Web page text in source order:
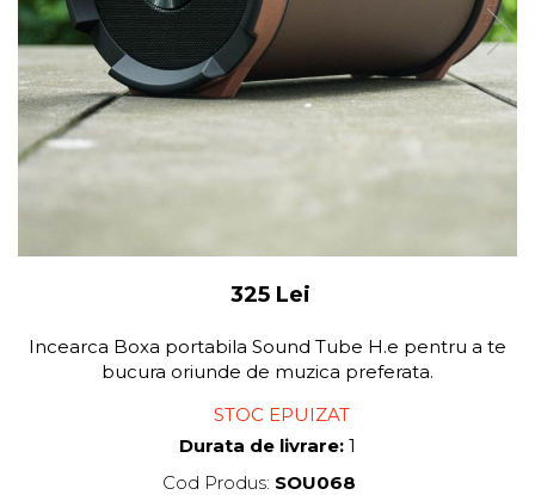
325 Lei
Incearca Boxa portabila Sound Tube H.e pentru a te
bucura oriunde de muzica preferata.
STOC EPUIZAT
Durata de livrare: 1
Cod Produs: SOU068